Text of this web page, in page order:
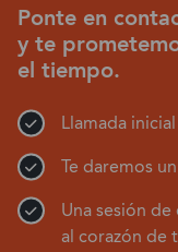
Ponte en
y te
el tiempo.
Llamada
Te daremos
Una sesión
al corazón de